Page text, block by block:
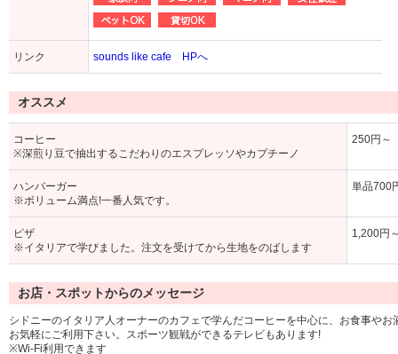
リンク sounds like cafe HPへ
オススメ
コーヒー
※深煎り豆で抽出するこだわりのエスプレッソやカプチーノ
250円～
ハンバーガー
※ボリューム満点!一番人気です。
単品700
ピザ
※イタリアで学びました。注文を受けてから生地をのばします
1,200円
お店・スポットからのメッセージ
シドニーのイタリア人オーナーのカフェで学んだコーヒーを中心に、お食事や
お気軽にご利用下さい。スポーツ観戦ができるテレビもあります!
※Wi-Fi利用できます